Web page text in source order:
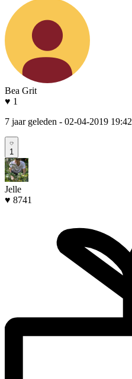
Bea Grit
♥ 1
7 jaar geleden - 02-04-2019 19:42
1
Jelle
♥ 8741